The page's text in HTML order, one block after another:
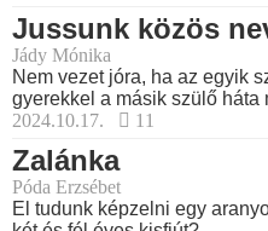
Jussunk közös
Jády Mónika
Nem vezet jóra, ha az egyik
gyerekkel a másik szülő háta
2024.10.17.
11
Zalánka
Póda Erzsébet
El tudunk képzelni egy